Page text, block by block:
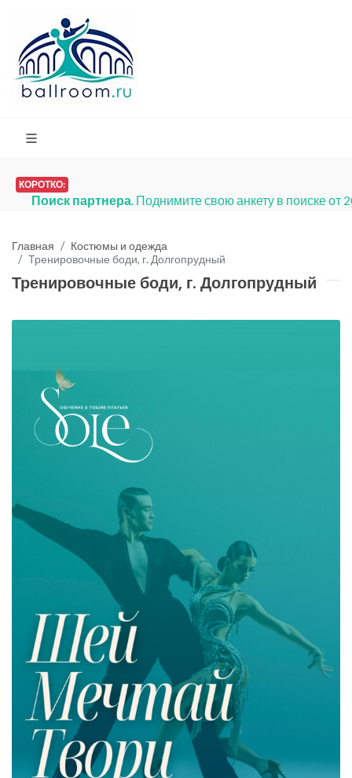
КОРОТКО:
Поиск партнера. Поднимите свою анкету в поиске от
Главная
Костюмы и одежда
Тренировочные боди, г. Долгопрудный
Тренировочные боди, г. Долгопрудный